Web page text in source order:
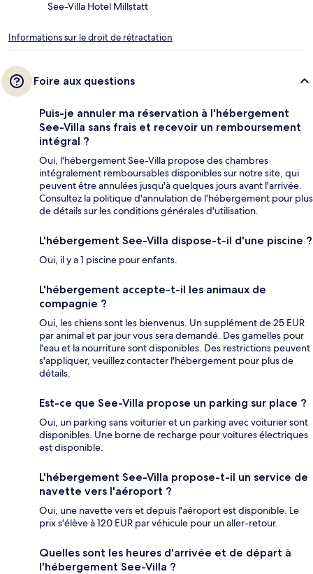
See-Villa Hotel Millstatt
Informations sur le droit de rétractation
Foire aux questions
Puis-je annuler ma réservation à l'hébergement
See-Villa sans frais et recevoir un remboursement
intégral ?
Oui, l'hébergement See-Villa propose des chambres
intégralement remboursables disponibles sur notre site, qui
peuvent être annulées jusqu'à quelques jours avant l'arrivée.
Consultez la politique d'annulation de l'hébergement pour plus
de détails sur les conditions générales d'utilisation.
L'hébergement See-Villa dispose-t-il d'une piscine ?
Oui, il y a 1 piscine pour enfants.
L'hébergement accepte-t-il les animaux de
compagnie ?
Oui, les chiens sont les bienvenus. Un supplément de 25 EUR
par animal et par jour vous sera demandé. Des gamelles pour
l'eau et la nourriture sont disponibles. Des restrictions peuvent
s'appliquer, veuillez contacter l'hébergement pour plus de
détails.
Est-ce que See-Villa propose un parking sur place ?
Oui, un parking sans voiturier et un parking avec voiturier sont
disponibles. Une borne de recharge pour voitures électriques
est disponible.
L'hébergement See-Villa propose-t-il un service de
navette vers l'aéroport ?
Oui, une navette vers et depuis l'aéroport est disponible. Le
prix s'élève à 120 EUR par véhicule pour un aller-retour.
Quelles sont les heures d'arrivée et de départ à
l'hébergement See-Villa ?